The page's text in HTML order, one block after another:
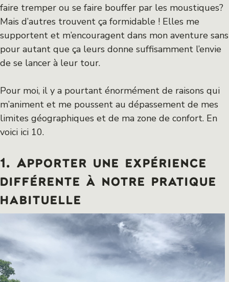
faire tremper ou se faire bouffer par les moustiques?
Mais d’autres trouvent ça formidable ! Elles me
supportent et m’encouragent dans mon aventure sans
pour autant que ça leurs donne suffisamment l’envie
de se lancer à leur tour.
Pour moi, il y a pourtant énormément de raisons qui
m’animent et me poussent au dépassement de mes
limites géographiques et de ma zone de confort. En
voici ici 10.
1. Apporter une expérience
différente à notre pratique
habituelle